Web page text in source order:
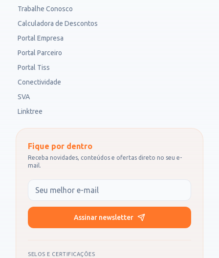
Trabalhe Conosco
Calculadora de Descontos
Portal Empresa
Portal Parceiro
Portal Tiss
Conectividade
SVA
Linktree
Fique por dentro
Receba novidades, conteúdos e ofertas direto no seu e-
mail.
Seu e-mail
Assinar newsletter
SELOS E CERTIFICAÇÕES